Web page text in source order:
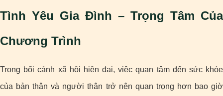
Tình Yêu Gia Đình – Trọng Tâm Của
Chương Trình
Trong bối cảnh xã hội hiện đại, việc quan tâm đến sức khỏe
của bản thân và người thân trở nên quan trọng hơn bao giờ